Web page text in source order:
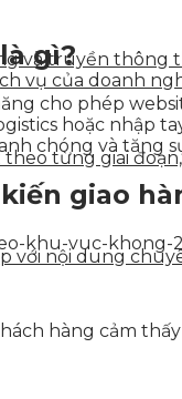
và truyền
vụ của doanh
từng giai
với nội dung
gì?
cho phép
hoặc nhập
chóng và tăng
giao
hàng cảm